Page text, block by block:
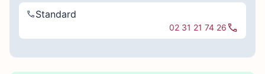
Standard
02 31 21 74 26